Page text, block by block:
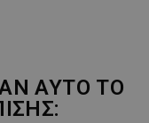
ΑΥΤΌ ΤΟ